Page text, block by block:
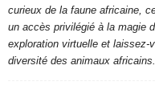
curieux de la faune africaine,
un accès privilégié à la magie
exploration virtuelle et laissez-
diversité des animaux africains.